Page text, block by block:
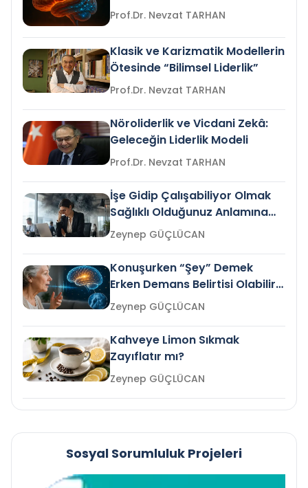
Prof.Dr. Nevzat TARHAN
Klasik ve Karizmatik Modellerin
Ötesinde “Bilimsel Liderlik”
Prof.Dr. Nevzat TARHAN
Nöroliderlik ve Vicdani Zekâ:
Geleceğin Liderlik Modeli
Prof.Dr. Nevzat TARHAN
İşe Gidip Çalışabiliyor Olmak
Sağlıklı Olduğunuz Anlamına
Gelir mi?Zeynep GÜÇLÜCAN
Konuşurken “Şey” Demek
Erken Demans Belirtisi Olabilir
mi?
Zeynep GÜÇLÜCAN
Kahveye Limon Sıkmak
Zayıflatır mı?
Zeynep GÜÇLÜCAN
Sosyal Sorumluluk Projeleri